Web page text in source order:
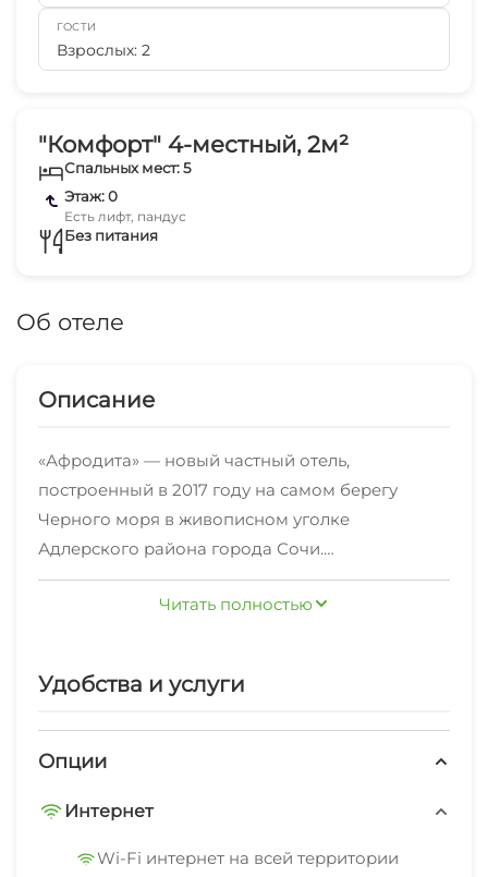
"Комфорт" 4-местный, 2м²
Спальных мест: 5
Этаж: 0
Есть лифт, пандус
Без питания
Об отеле
Описание
«Афродита» — новый частный отель,
построенный в 2017 году на самом берегу
Черного моря в живописном уголке
Адлерского района города Сочи.
Месторасположение отеля «Афродита» — одно
из его достоинств: В шаговой доступности –
находится утришский Дельфинарий и самый
кафе, баров, магазинчиков, ночных дискотек;
причал; бювет с целебной минеральной водой.
Афродита позволяет быстро добраться как до
Читать полностью
Удобства и услуги
Опции
Интернет
Wi-Fi интернет на всей территории
ГОСТИ
Взрослых: 2